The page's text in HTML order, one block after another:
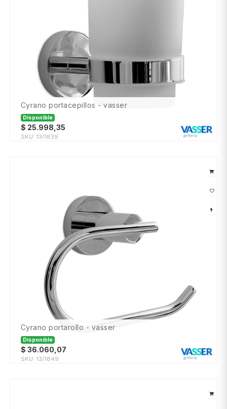
cyrano portacepillos - vasser
Disponible
$ 25.998,35
SKU: 13/1839
cyrano portarollo - vasser
Disponible
$ 36.060,07
SKU: 13/1849